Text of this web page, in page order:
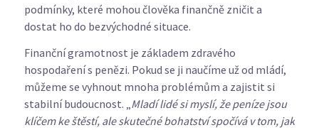
podmínky, které mohou člověka finančně zničit a
dostat ho do bezvýchodné situace.
Finanční gramotnost je základem zdravého
hospodaření s penězi. Pokud se ji naučíme už od mládí,
můžeme se vyhnout mnoha problémům a zajistit si
stabilní budoucnost. „Mladí lidé si myslí, že peníze jsou
klíčem ke štěstí, ale skutečné bohatství spočívá v tom, jak